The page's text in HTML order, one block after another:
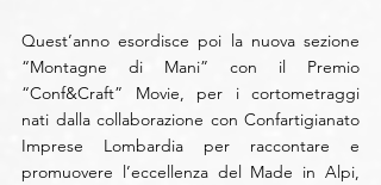
Quest’anno esordisce poi la nuova sezione
“Montagne di Mani” con il Premio
“Conf&Craft” Movie, per i cortometraggi
nati dalla collaborazione con Confartigianato
Imprese Lombardia per raccontare e
promuovere l’eccellenza del Made in Alpi,